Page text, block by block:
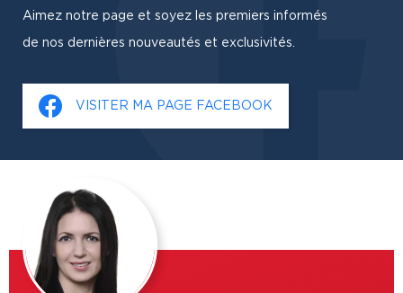
Aimez notre page et soyez les premiers informés
de nos dernières nouveautés et exclusivités.
VISITER MA PAGE FACEBOOK